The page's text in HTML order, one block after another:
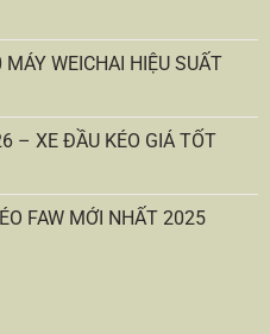
WEICHAI HIỆU SUẤT
– XE ĐẦU KÉO GIÁ TỐT
FAW MỚI NHẤT 2025